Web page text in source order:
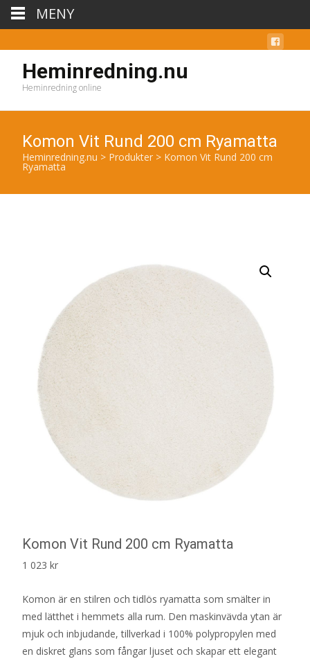
Heminredning.nu
Heminredning online
Komon Vit Rund 200 cm Ryamatta
Heminredning.nu > Produkter > Komon Vit Rund 200 cm
Ryamatta
Komon Vit Rund 200 cm Ryamatta
1 023 kr
Komon är en stilren och tidlös ryamatta som smälter in
med lätthet i hemmets alla rum. Den maskinvävda ytan är
mjuk och inbjudande, tillverkad i 100% polypropylen med
en diskret glans som fångar ljuset och skapar ett elegant
MENY